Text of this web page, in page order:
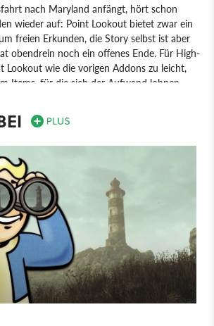
nach Maryland anfängt, hört schon
wieder auf: Point Lookout bietet zwar ein
freien Erkunden, die Story selbst ist aber
obendrein noch ein offenes Ende. Für High-
Lookout wie die vorigen Addons zu leicht,
Items, für die sich der Aufwand lohnen
Ubisoft